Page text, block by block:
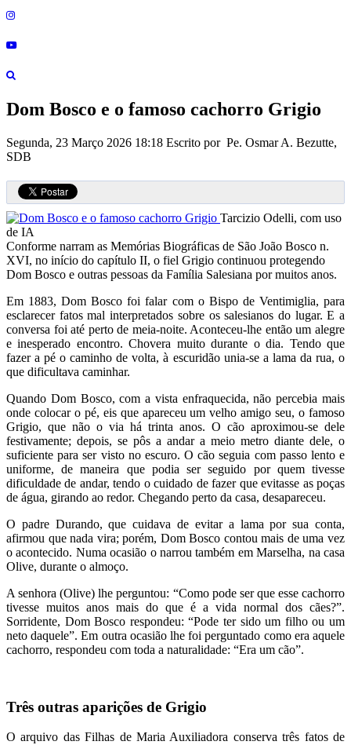
Dom Bosco e o famoso cachorro Grigio
Segunda, 23 Março 2026 18:18 Escrito por Pe. Osmar A. Bezutte,
SDB
Tarcizio Odelli, com uso
de IA
Conforme narram as Memórias Biográficas de São João Bosco n.
XVI, no início do capítulo II, o fiel Grigio continuou protegendo
Dom Bosco e outras pessoas da Família Salesiana por muitos anos.
Em 1883, Dom Bosco foi falar com o Bispo de Ventimiglia, para
esclarecer fatos mal interpretados sobre os salesianos do lugar. E a
conversa foi até perto de meia-noite. Aconteceu-lhe então um alegre
e inesperado encontro. Chovera muito durante o dia. Tendo que
fazer a pé o caminho de volta, à escuridão unia-se a lama da rua, o
que dificultava caminhar.
Quando Dom Bosco, com a vista enfraquecida, não percebia mais
onde colocar o pé, eis que apareceu um velho amigo seu, o famoso
Grigio, que não o via há trinta anos. O cão aproximou-se dele
festivamente; depois, se pôs a andar a meio metro diante dele, o
suficiente para ser visto no escuro. O cão seguia com passo lento e
uniforme, de maneira que podia ser seguido por quem tivesse
dificuldade de andar, tendo o cuidado de fazer que evitasse as poças
de água, girando ao redor. Chegando perto da casa, desapareceu.
O padre Durando, que cuidava de evitar a lama por sua conta,
afirmou que nada vira; porém, Dom Bosco contou mais de uma vez
o acontecido. Numa ocasião o narrou também em Marselha, na casa
Olive, durante o almoço.
A senhora (Olive) lhe perguntou: “Como pode ser que esse cachorro
tivesse muitos anos mais do que é a vida normal dos cães?”.
Sorridente, Dom Bosco respondeu: “Pode ter sido um filho ou um
neto daquele”. Em outra ocasião lhe foi perguntado como era aquele
cachorro, respondeu com toda a naturalidade: “Era um cão”.
Três outras aparições de Grigio
O arquivo das Filhas de Maria Auxiliadora conserva três fatos de